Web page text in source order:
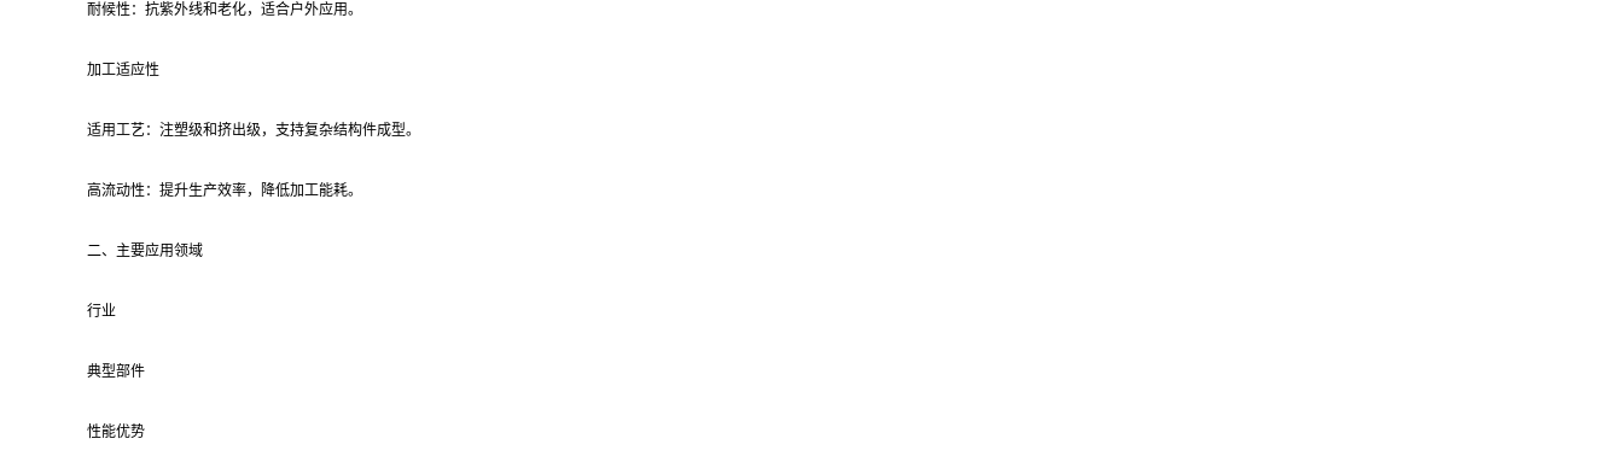
耐候性：抗紫外线和老化，适合户外应用。
加工适应性
适用工艺：注塑级和挤出级，支持复杂结构件成型。
高流动性：提升生产效率，降低加工能耗。
二、主要应用领域
行业
典型部件
性能优势